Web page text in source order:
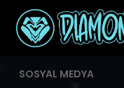
SOSYAL MEDYA